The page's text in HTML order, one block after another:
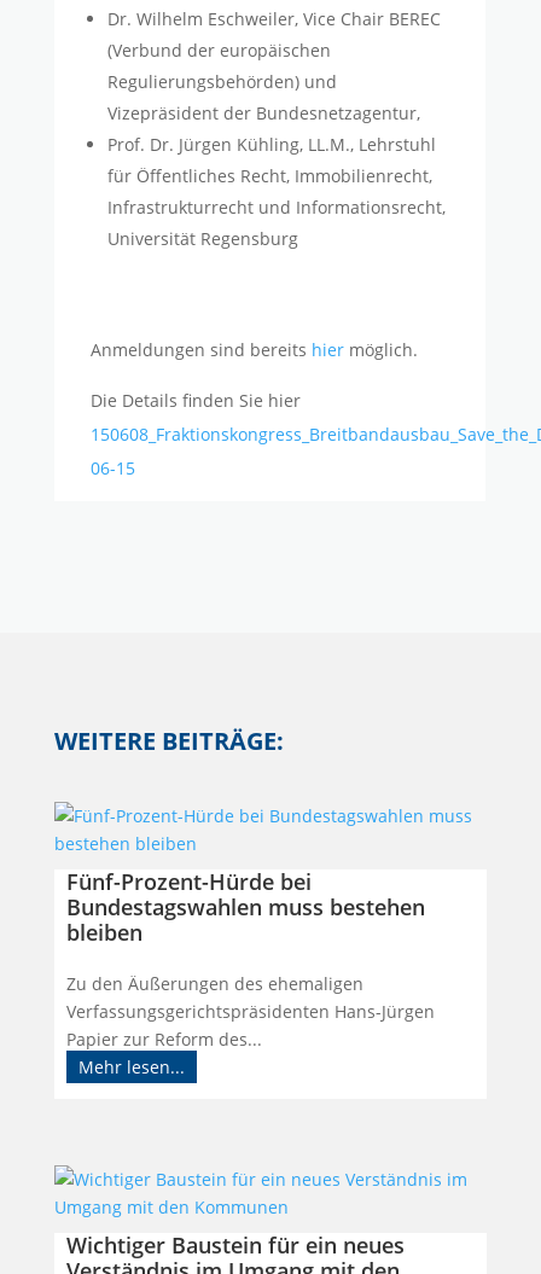
Dr. Wilhelm Eschweiler, Vice Chair BEREC
(Verbund der europäischen
Regulierungsbehörden) und
Vizepräsident der Bundesnetzagentur,
Prof. Dr. Jürgen Kühling, LL.M., Lehrstuhl
für Öffentliches Recht, Immobilienrecht,
Infrastrukturrecht und Informationsrecht,
Universität Regensburg
Anmeldungen sind bereits hier möglich.
Die Details finden Sie hier
06-15
WEITERE BEITRÄGE:
Fünf-Prozent-Hürde bei
Bundestagswahlen muss bestehen
bleiben
Zu den Äußerungen des ehemaligen
Verfassungsgerichtspräsidenten Hans-Jürgen
Papier zur Reform des...
Mehr lesen...
Wichtiger Baustein für ein neues